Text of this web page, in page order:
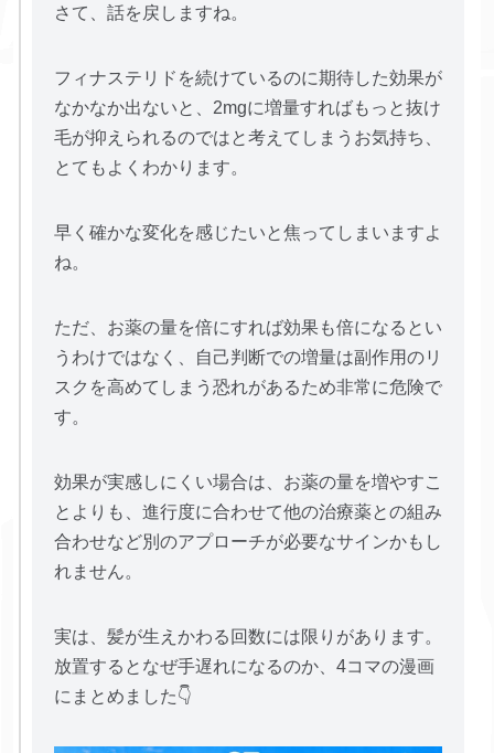
さて、話を戻しますね。
フィナステリドを続けているのに期待した効果が
なかなか出ないと、2mgに増量すればもっと抜け
毛が抑えられるのではと考えてしまうお気持ち、
とてもよくわかります。
早く確かな変化を感じたいと焦ってしまいますよ
ね。
ただ、お薬の量を倍にすれば効果も倍になるとい
うわけではなく、自己判断での増量は副作用のリ
スクを高めてしまう恐れがあるため非常に危険で
す。
効果が実感しにくい場合は、お薬の量を増やすこ
とよりも、進行度に合わせて他の治療薬との組み
合わせなど別のアプローチが必要なサインかもし
れません。
実は、髪が生えかわる回数には限りがあります。
放置するとなぜ手遅れになるのか、4コマの漫画
にまとめました👇